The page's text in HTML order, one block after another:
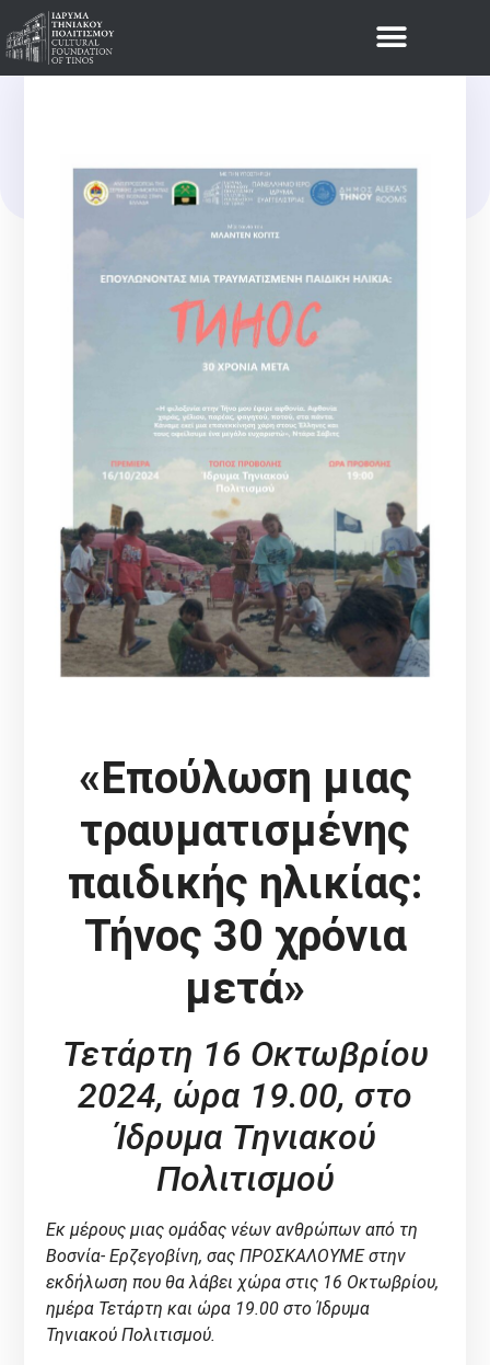
ΠΡΟΒΟΛΉ ΝΤΟΚΙΜΑΝΤΈΡ
«Επούλωση μιας
τραυματισμένης
παιδικής ηλικίας:
Τήνος 30 χρόνια
μετά»
Τετάρτη 16 Οκτωβρίου
2024, ώρα 19.00, στο
Ίδρυμα Τηνιακού
Πολιτισμού
Εκ μέρους μιας ομάδας νέων ανθρώπων από τη
Βοσνία- Ερζεγοβίνη, σας ΠΡΟΣΚΑΛΟΥΜΕ στην
εκδήλωση που θα λάβει χώρα στις 16 Οκτωβρίου,
ημέρα Τετάρτη και ώρα 19.00 στο Ίδρυμα
Τηνιακού Πολιτισμού.